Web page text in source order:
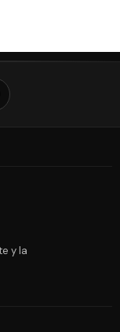
y la